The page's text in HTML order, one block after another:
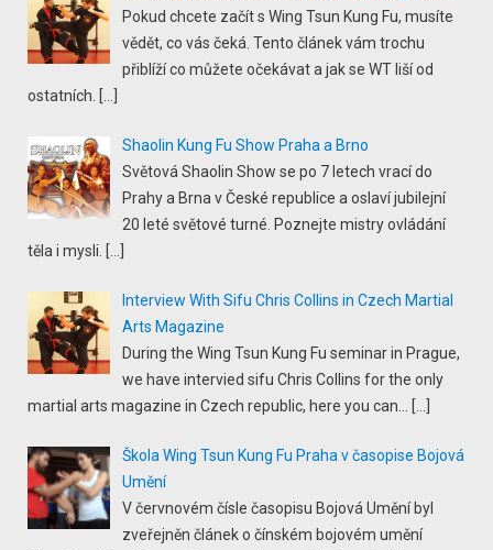
Pokud chcete začít s Wing Tsun Kung Fu, musíte
vědět, co vás čeká. Tento článek vám trochu
přiblíží co můžete očekávat a jak se WT liší od
ostatních.
Shaolin Kung Fu Show Praha a Brno
Světová Shaolin Show se po 7 letech vrací do
Prahy a Brna v České republice a oslaví jubilejní
20 leté světové turné. Poznejte mistry ovládání
těla i mysli.
Interview With Sifu Chris Collins in Czech Martial
Arts Magazine
During the Wing Tsun Kung Fu seminar in Prague,
we have intervied sifu Chris Collins for the only
martial arts magazine in Czech republic, here you can...
Škola Wing Tsun Kung Fu Praha v časopise Bojová
Umění
V červnovém čísle časopisu Bojová Umění byl
zveřejněn článek o čínském bojovém umění